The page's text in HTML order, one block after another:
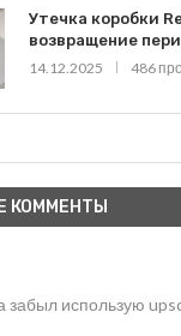
Утечка коробки
возвращение
14.12.2025
486
КОММЕНТЫ
забыл использую